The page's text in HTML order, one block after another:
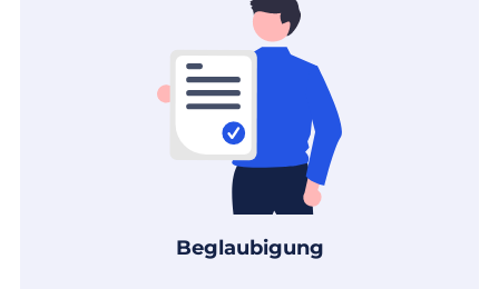
Beglaubigung